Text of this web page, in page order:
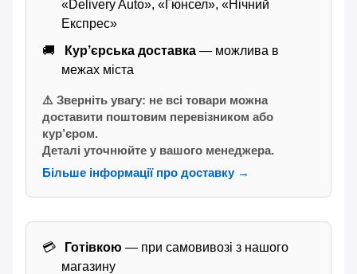
«Delivery Auto», «Гюнсел», «Нічний
Експрес»
Кур’єрська доставка — можлива в
межах міста
⚠️ Зверніть увагу: не всі товари можна
доставити поштовим перевізником або
кур’єром.
Деталі уточнюйте у вашого менеджера.
Більше інформації про доставку →
Готівкою — при самовивозі з нашого
магазину